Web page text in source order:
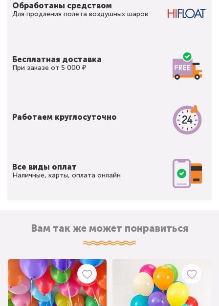
Обработаны средством
Для продления полета воздушных шаров
Бесплатная доставка
При заказе от 5 000 ₽
Работаем круглосуточно
Все виды оплат
Наличные, карты, оплата онлайн
Вам так же может понравиться